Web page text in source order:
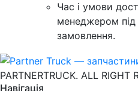
Час і умови
менеджером
замовлення.
PARTNERTRUCK. ALL RIGHT
Навігація